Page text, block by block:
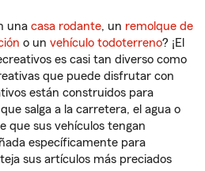
una casa rodante, un remolque de
o un vehículo todoterreno? ¡El
es casi tan diverso como
que puede disfrutar con
están construidos para
salga a la carretera, el agua o
que sus vehículos tengan
específicamente para
sus artículos más preciados